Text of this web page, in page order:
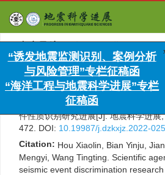
> DOI:10.19987/j.dzkxjz.2022-
引用本文:侯晓琳, 边银菊, 蒋长胜, 任
试验条约（CTBT）科学技术大会（
件性质识别研究进展[J]. 地震科学进
472. DOI: 10.19987/j.dzkxjz.2022-025
Citation: Hou Xiaolin, Bian Yinju,
Mengyi, Wang Tingting. Scientific
seismic event discrimination
“诱发地震监测识别、案例分析
与风险管理”专栏征稿函
“海洋工程与地震科学进展”专栏
征稿函